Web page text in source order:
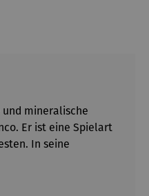
mineralische
Er ist eine Spielart
In seine